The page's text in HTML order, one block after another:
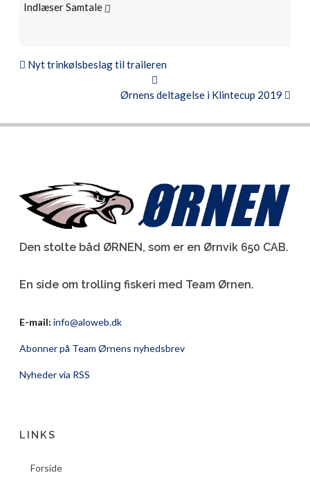
Indlæser Samtale
Nyt trinkølsbeslag til traileren
Ørnens deltagelse i Klintecup 2019
Den stolte båd ØRNEN, som er en Ørnvik 650 CAB.
En side om trolling fiskeri med Team Ørnen.
E-mail: info@aloweb.dk
Abonner på Team Ørnens nyhedsbrev
Nyheder via RSS
LINKS
Forside